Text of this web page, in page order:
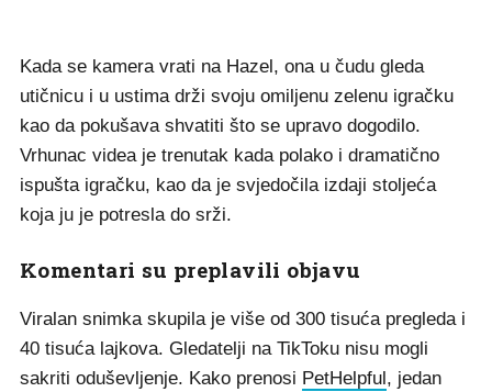
Kada se kamera vrati na Hazel, ona u čudu gleda
utičnicu i u ustima drži svoju omiljenu zelenu igračku
kao da pokušava shvatiti što se upravo dogodilo.
Vrhunac videa je trenutak kada polako i dramatično
ispušta igračku, kao da je svjedočila izdaji stoljeća
koja ju je potresla do srži.
Komentari su preplavili objavu
Viralan snimka skupila je više od 300 tisuća pregleda i
40 tisuća lajkova. Gledatelji na TikToku nisu mogli
sakriti oduševljenje. Kako prenosi PetHelpful, jedan